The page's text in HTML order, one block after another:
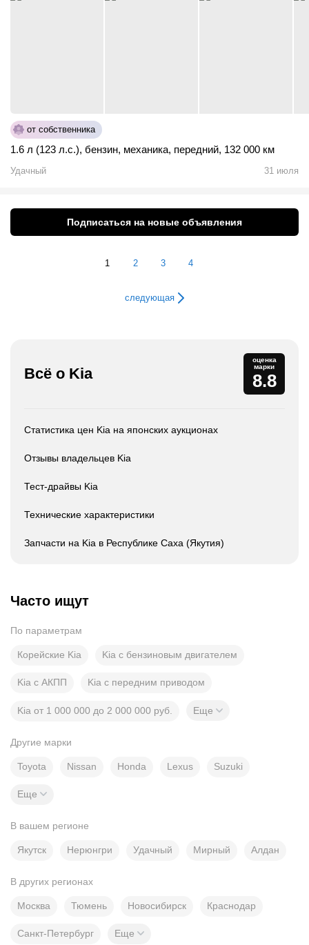
от собственника
1.6 л (123 л.с.), бензин, механика, передний, 132 000 км
Удачный 31 июля
Подписаться на новые объявления
1 2 3 4
следующая
Всё о Kia
оценка
марки
8.8
Статистика цен Kia на японских аукционах
Отзывы владельцев Kia
Тест-драйвы Kia
Технические характеристики
Запчасти на Kia в Республике Саха (Якутия)
Часто ищут
По параметрам
Корейские Kia Kia с бензиновым двигателем
Kia с АКПП Kia с передним приводом
Kia от 1 000 000 до 2 000 000 руб. Еще
Другие марки
Toyota Nissan Honda Lexus Suzuki
Еще
В вашем регионе
Якутск Нерюнгри Удачный Мирный Алдан
В других регионах
Москва Тюмень Новосибирск Краснодар
Санкт-Петербург Еще